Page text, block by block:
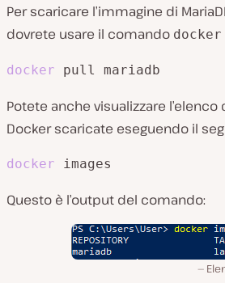
Per scaricare l’immagine di
dovrete usare il comando
docker pull mariadb
Potete anche visualizzare
Docker scaricate eseguendo il
docker images
Questo è l’output del comando: